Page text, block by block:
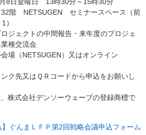
階 NETSUGEN セミナースペース（前
）
ジェクトの中間報告・来年度のプロジェ
種交流会
場（NETSUGEN）又はオンライン
ク先又はＱＲコードから申込をお願いし
株式会社デンソーウェーブの登録商標で
】ぐんまＬＦＰ第2回戦略会議申込フォーム